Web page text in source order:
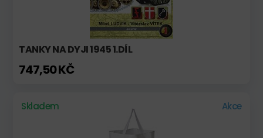
TANKY NA DYJI 1945 1.DÍL
747,50 KČ
Skladem Akce